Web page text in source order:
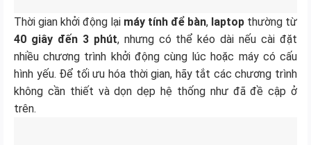
Thời gian khởi động lại máy tính để bàn, laptop thường từ
40 giây đến 3 phút, nhưng có thể kéo dài nếu cài đặt
nhiều chương trình khởi động cùng lúc hoặc máy có cấu
hình yếu. Để tối ưu hóa thời gian, hãy tắt các chương trình
không cần thiết và dọn dẹp hệ thống như đã đề cập ở
trên.